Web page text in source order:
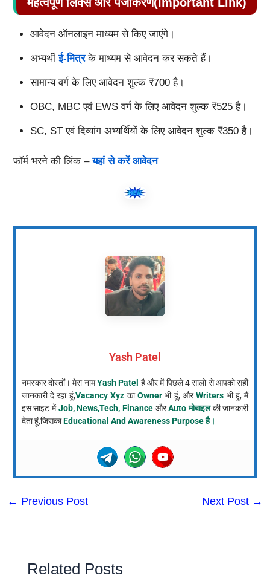
आवेदन ऑनलाइन माध्यम से किए जाएंगे।
अभ्यर्थीई-मित्रके माध्यम से आवेदन कर सकते हैं।
सामान्य वर्ग के लिए आवेदन शुल्क ₹700 है।
OBC, MBC एवं EWS वर्ग के लिए आवेदन शुल्क ₹525 है।
SC, ST एवं दिव्यांग अभ्यर्थियों के लिए आवेदन शुल्क ₹350 है।
फॉर्म भरने की लिंक –यहां से करें आवेदन
Yash Patel
नमस्कार दोस्तों। मेरा नामYash Patel है और में पिछले 4 सालो से आपको सही
जानकारी दे रहा हूं,Vacancy Xyz काOwnerभी हूं, औरWriters भी हूं, मैं
इस साइट मेंJob, News,Tech, Finance औरAuto मोबाइलकी जानकारी
देता हूं,जिसकाEducational And Awareness Purpose है।
← Previous Post Next Post →
Related Posts